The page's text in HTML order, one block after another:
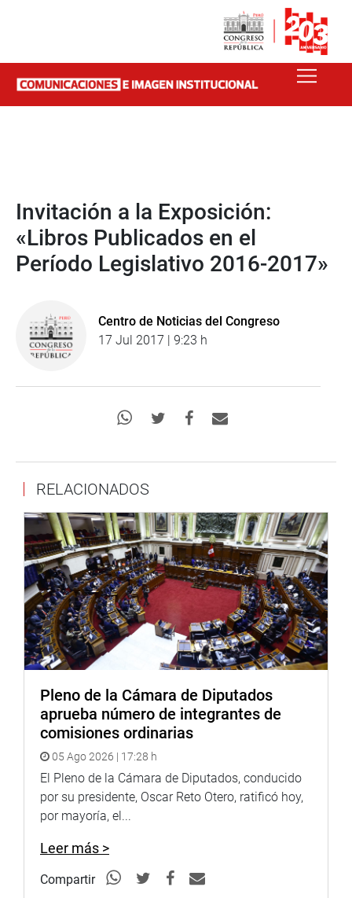
Invitación a la Exposición:
«Libros Publicados en el
Período Legislativo 2016-2017»
Centro de Noticias del Congreso
17 Jul 2017 | 9:23 h
RELACIONADOS
Pleno de la Cámara de Diputados
aprueba número de integrantes de
comisiones ordinarias
05 Ago 2026 | 17:28 h
El Pleno de la Cámara de Diputados, conducido
por su presidente, Oscar Reto Otero, ratificó hoy,
por mayoría, el...
Leer más >
Compartir